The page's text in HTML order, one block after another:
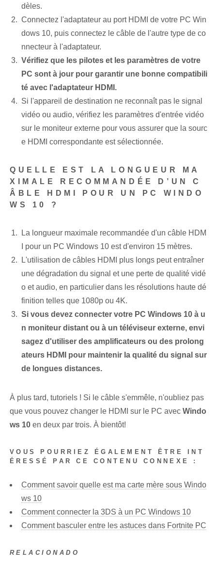
dèles.
Connectez l'adaptateur au port HDMI de votre PC Win
dows 10, puis connectez le câble de l'autre type de co
nnecteur à l'adaptateur.
Vérifiez que les pilotes et les paramètres de votre
PC sont à jour pour garantir une bonne compatibili
té avec l'adaptateur HDMI.
Si l'appareil de destination ne reconnaît pas le signal
vidéo ou audio, vérifiez les paramètres d'entrée vidéo
sur le moniteur externe pour vous assurer que la sourc
e HDMI correspondante est sélectionnée.
QUELLE EST LA LONGUEUR MA
XIMALE RECOMMANDÉE D’UN C
ÂBLE HDMI POUR UN PC WINDO
WS 10 ?
La longueur maximale recommandée d'un câble HDM
I pour un PC Windows 10 est d'environ 15 mètres.
L'utilisation de câbles HDMI plus longs peut entraîner
une dégradation du signal et une perte de qualité vidé
o et audio, en particulier dans les résolutions haute dé
finition telles que 1080p ou 4K.
Si vous devez connecter votre PC Windows 10 à u
n moniteur distant ou à un téléviseur externe, envi
sagez d'utiliser des amplificateurs ou des prolong
ateurs HDMI pour maintenir la qualité du signal sur
de longues distances.
À plus tard, tutoriels ! ​Si le câble s'emmêle, n'oubliez pas
que vous pouvez changer le HDMI sur le PC avec Windo
ws 10 en deux par trois. À bientôt!
VOUS POURRIEZ ÉGALEMENT ÊTRE INT
ÉRESSÉ PAR CE CONTENU CONNEXE :
Comment savoir quelle est ma carte mère sous Windo
ws 10
Comment connecter la 3DS à un PC Windows 10
Comment basculer entre les astuces dans Fortnite PC
RELACIONADO